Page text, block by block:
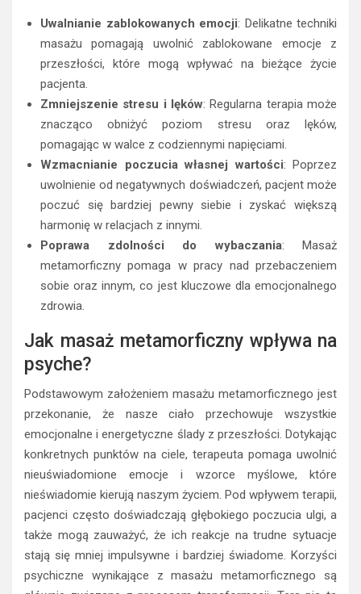
Uwalnianie zablokowanych emocji: Delikatne techniki
masażu pomagają uwolnić zablokowane emocje z
przeszłości, które mogą wpływać na bieżące życie
pacjenta.
Zmniejszenie stresu i lęków: Regularna terapia może
znacząco obniżyć poziom stresu oraz lęków,
pomagając w walce z codziennymi napięciami.
Wzmacnianie poczucia własnej wartości: Poprzez
uwolnienie od negatywnych doświadczeń, pacjent może
poczuć się bardziej pewny siebie i zyskać większą
harmonię w relacjach z innymi.
Poprawa zdolności do wybaczania: Masaż
metamorficzny pomaga w pracy nad przebaczeniem
sobie oraz innym, co jest kluczowe dla emocjonalnego
zdrowia.
Jak masaż metamorficzny wpływa na
psyche?
Podstawowym założeniem masażu metamorficznego jest
przekonanie, że nasze ciało przechowuje wszystkie
emocjonalne i energetyczne ślady z przeszłości. Dotykając
konkretnych punktów na ciele, terapeuta pomaga uwolnić
nieuświadomione emocje i wzorce myślowe, które
nieświadomie kierują naszym życiem. Pod wpływem terapii,
pacjenci często doświadczają głębokiego poczucia ulgi, a
także mogą zauważyć, że ich reakcje na trudne sytuacje
stają się mniej impulsywne i bardziej świadome. Korzyści
psychiczne wynikające z masażu metamorficznego są